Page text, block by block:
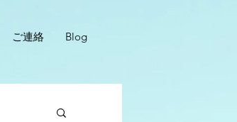
ご連絡 Blog